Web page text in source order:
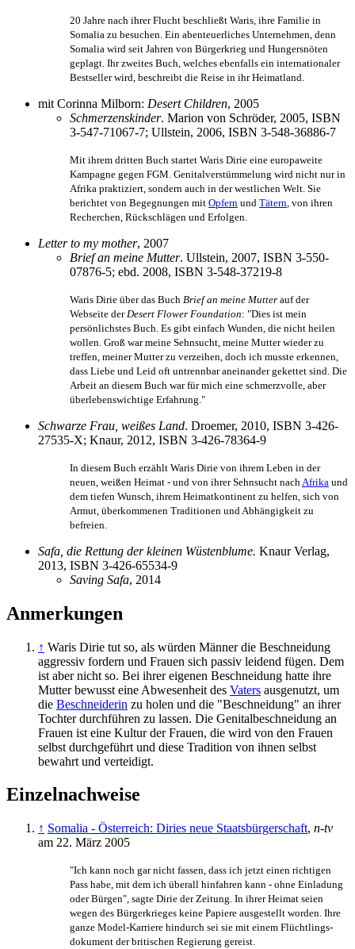
20 Jahre nach ihrer Flucht beschließt Waris, ihre Familie in
Somalia zu besuchen. Ein abenteuerliches Unternehmen, denn
Somalia wird seit Jahren von Bürgerkrieg und Hungers­nöten
geplagt. Ihr zweites Buch, welches ebenfalls ein inter­nationaler
Best­seller wird, beschreibt die Reise in ihr Heimatland.
mit Corinna Milborn: Desert Children, 2005
Schmerzenskinder. Marion von Schröder, 2005, ISBN
3-547-71067-7; Ullstein, 2006, ISBN 3-548-36886-7
Mit ihrem dritten Buch startet Waris Dirie eine europaweite
Kampagne gegen FGM. Genital­verstümmelung wird nicht nur in
Afrika praktiziert, sondern auch in der westlichen Welt. Sie
berichtet von Begegnungen mit Opfern und Tätern , von ihren
Recherchen, Rückschlägen und Erfolgen.
Letter to my mother, 2007
Brief an meine Mutter. Ullstein, 2007, ISBN 3-550-
07876-5; ebd. 2008, ISBN 3-548-37219-8
Waris Dirie über das Buch Brief an meine Mutter auf der
Webseite der Desert Flower Foundation: "Dies ist mein
persönlichstes Buch. Es gibt einfach Wunden, die nicht heilen
wollen. Groß war meine Sehnsucht, meine Mutter wieder zu
treffen, meiner Mutter zu verzeihen, doch ich musste erkennen,
dass Liebe und Leid oft untrennbar aneinander gekettet sind. Die
Arbeit an diesem Buch war für mich eine schmerzvolle, aber
über­lebens­wichtige Erfahrung."
Schwarze Frau, weißes Land. Droemer, 2010, ISBN 3-426-
27535-X; Knaur, 2012, ISBN 3-426-78364-9
In diesem Buch erzählt Waris Dirie von ihrem Leben in der
neuen, weißen Heimat - und von ihrer Sehnsucht nach Afrika und
dem tiefen Wunsch, ihrem Heimat­kontinent zu helfen, sich von
Armut, überkommenen Traditionen und Abhängigkeit zu
befreien.
Safa, die Rettung der kleinen Wüstenblume. Knaur Verlag,
2013, ISBN 3-426-65534-9
Saving Safa, 2014
Anmerkungen
↑ Waris Dirie tut so, als würden Männer die Beschneidung
aggressiv fordern und Frauen sich passiv leidend fügen. Dem
ist aber nicht so. Bei ihrer eigenen Beschneidung hatte ihre
Mutter bewusst eine Abwesenheit des Vaters ausgenutzt, um
die Beschneiderin zu holen und die "Beschneidung" an ihrer
Tochter durchführen zu lassen. Die Genitalbeschneidung an
Frauen ist eine Kultur der Frauen, die wird von den Frauen
selbst durchgeführt und diese Tradition von ihnen selbst
bewahrt und verteidigt.
Einzelnachweise
↑ Somalia - Österreich: Diries neue Staatsbürgerschaft, n-tv
am 22. März 2005
"Ich kann noch gar nicht fassen, dass ich jetzt einen richtigen
Pass habe, mit dem ich überall hinfahren kann - ohne Einladung
oder Bürgen", sagte Dirie der Zeitung. In ihrer Heimat seien
wegen des Bürgerkrieges keine Papiere ausgestellt worden. Ihre
ganze Model-Karriere hindurch sei sie mit einem Flüchtlings­
dokument der britischen Regierung gereist.